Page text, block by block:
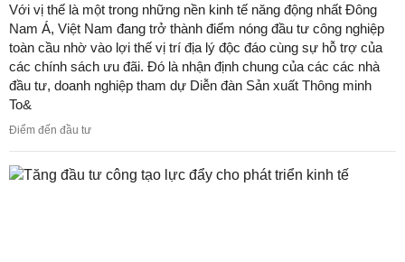
Với vị thế là một trong những nền kinh tế năng động nhất Đông
Nam Á, Việt Nam đang trở thành điểm nóng đầu tư công nghiệp
toàn cầu nhờ vào lợi thế vị trí địa lý độc đáo cùng sự hỗ trợ của
các chính sách ưu đãi. Đó là nhận định chung của các các nhà
đầu tư, doanh nghiệp tham dự Diễn đàn Sản xuất Thông minh
To&
Điểm đến đầu tư